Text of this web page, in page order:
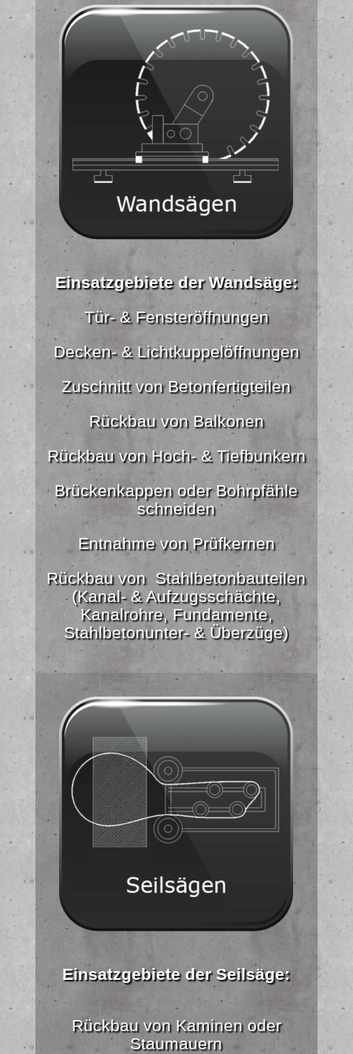
Einsatzgebiete der Wandsäge:
Tür- & Fensteröffnungen
Decken- & Lichtkuppelöffnungen
Zuschnitt von Betonfertigteilen
Rückbau von Balkonen
Rückbau von Hoch- & Tiefbunkern
Brückenkappen oder Bohrpfähle
schneiden
Entnahme von Prüfkernen
Rückbau von Stahlbetonbauteilen
(Kanal- & Aufzugsschächte,
Kanalrohre, Fundamente,
Stahlbetonunter- & Überzüge)
Einsatzgebiete der Seilsäge:
Rückbau von Kaminen oder
Staumauern